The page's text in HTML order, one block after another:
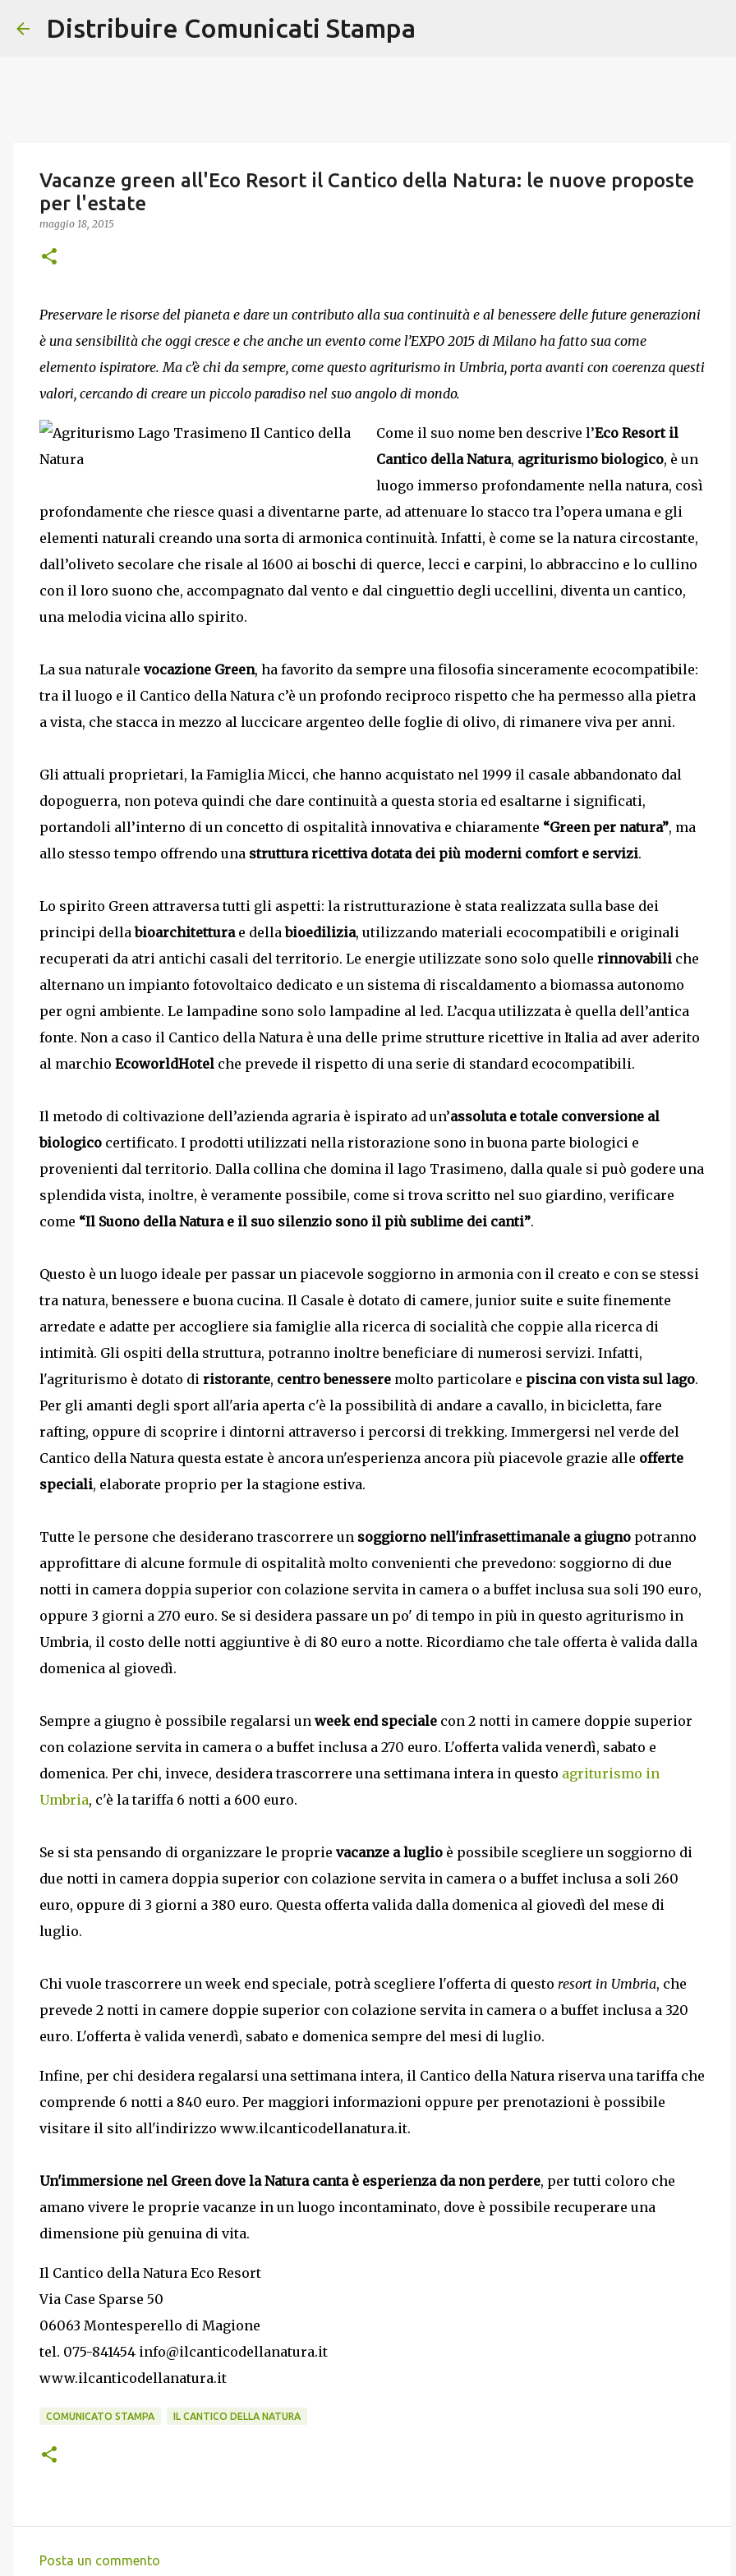
Distribuire Comunicati Stampa
Vacanze green all'Eco Resort il Cantico della Natura: le nuove proposte
per l'estate
maggio 18, 2015
Preservare le risorse del pianeta e dare un contributo alla sua continuità e al benessere delle future generazioni
è una sensibilità che oggi cresce e che anche un evento come l’EXPO 2015 di Milano ha fatto sua come
elemento ispiratore. Ma c’è chi da sempre, come questo agriturismo in Umbria, porta avanti con coerenza questi
valori, cercando di creare un piccolo paradiso nel suo angolo di mondo.
Come il suo nome ben descrive l’Eco Resort il
Cantico della Natura, agriturismo biologico, è un
luogo immerso profondamente nella natura, così
profondamente che riesce quasi a diventarne parte, ad attenuare lo stacco tra l’opera umana e gli
elementi naturali creando una sorta di armonica continuità. Infatti, è come se la natura circostante,
dall’oliveto secolare che risale al 1600 ai boschi di querce, lecci e carpini, lo abbraccino e lo cullino
con il loro suono che, accompagnato dal vento e dal cinguettio degli uccellini, diventa un cantico,
una melodia vicina allo spirito.
La sua naturale vocazione Green, ha favorito da sempre una filosofia sinceramente ecocompatibile:
tra il luogo e il Cantico della Natura c’è un profondo reciproco rispetto che ha permesso alla pietra
a vista, che stacca in mezzo al luccicare argenteo delle foglie di olivo, di rimanere viva per anni.
Gli attuali proprietari, la Famiglia Micci, che hanno acquistato nel 1999 il casale abbandonato dal
dopoguerra, non poteva quindi che dare continuità a questa storia ed esaltarne i significati,
portandoli all’interno di un concetto di ospitalità innovativa e chiaramente “Green per natura”, ma
allo stesso tempo offrendo una struttura ricettiva dotata dei più moderni comfort e servizi.
Lo spirito Green attraversa tutti gli aspetti: la ristrutturazione è stata realizzata sulla base dei
principi dellabioarchitetturae dellabioedilizia, utilizzando materiali ecocompatibili e originali
recuperati da atri antichi casali del territorio. Le energie utilizzate sono solo quelle rinnovabili che
alternano un impianto fotovoltaico dedicato e un sistema di riscaldamento a biomassa autonomo
per ogni ambiente. Le lampadine sono solo lampadine al led. L’acqua utilizzata è quella dell’antica
fonte. Non a caso il Cantico della Natura è una delle prime strutture ricettive in Italia ad aver aderito
al marchio EcoworldHotel che prevede il rispetto di una serie di standard ecocompatibili.
Il metodo di coltivazione dell’azienda agraria è ispirato ad un’assoluta e totale conversione al
biologico certificato. I prodotti utilizzati nella ristorazione sono in buona parte biologici e
provenienti dal territorio. Dalla collina che domina il lago Trasimeno, dalla quale si può godere una
splendida vista, inoltre, è veramente possibile, come si trova scritto nel suo giardino, verificare
come “Il Suono della Natura e il suo silenzio sono il più sublime dei canti”.
Questo è un luogo ideale per passar un piacevole soggiorno in armonia con il creato e con se stessi
tra natura, benessere e buona cucina. Il Casale è dotato di camere, junior suite e suite finemente
arredate e adatte per accogliere sia famiglie alla ricerca di socialità che coppie alla ricerca di
intimità. Gli ospiti della struttura, potranno inoltre beneficiare di numerosi servizi. Infatti,
l'agriturismo è dotato di ristorante, centro benessere molto particolare e piscina con vista sul lago.
Per gli amanti degli sport all'aria aperta c'è la possibilità di andare a cavallo, in bicicletta, fare
rafting, oppure di scoprire i dintorni attraverso i percorsi di trekking. Immergersi nel verde del
Cantico della Natura questa estate è ancora un'esperienza ancora più piacevole grazie alle offerte
speciali, elaborate proprio per la stagione estiva.
Tutte le persone che desiderano trascorrere un soggiorno nell'infrasettimanale a giugno potranno
approfittare di alcune formule di ospitalità molto convenienti che prevedono: soggiorno di due
notti in camera doppia superior con colazione servita in camera o a buffet inclusa sua soli 190 euro,
oppure 3 giorni a 270 euro. Se si desidera passare un po' di tempo in più in questo agriturismo in
Umbria, il costo delle notti aggiuntive è di 80 euro a notte. Ricordiamo che tale offerta è valida dalla
domenica al giovedì.
Sempre a giugno è possibile regalarsi un week end speciale con 2 notti in camere doppie superior
con colazione servita in camera o a buffet inclusa a 270 euro. L'offerta valida venerdì, sabato e
domenica. Per chi, invece, desidera trascorrere una settimana intera in questo agriturismo in
Umbria, c'è la tariffa 6 notti a 600 euro.
Se si sta pensando di organizzare le proprie vacanze a luglio è possibile scegliere un soggiorno di
due notti in camera doppia superior con colazione servita in camera o a buffet inclusa a soli 260
euro, oppure di 3 giorni a 380 euro. Questa offerta valida dalla domenica al giovedì del mese di
luglio.
Chi vuole trascorrere un week end speciale, potrà scegliere l'offerta di questo resort in Umbria, che
prevede 2 notti in camere doppie superior con colazione servita in camera o a buffet inclusa a 320
euro. L'offerta è valida venerdì, sabato e domenica sempre del mesi di luglio.
Infine, per chi desidera regalarsi una settimana intera, il Cantico della Natura riserva una tariffa che
comprende 6 notti a 840 euro. Per maggiori informazioni oppure per prenotazioni è possibile
visitare il sito all'indirizzo www.ilcanticodellanatura.it.
Un'immersione nel Green dove la Natura canta è esperienza da non perdere, per tutti coloro che
amano vivere le proprie vacanze in un luogo incontaminato, dove è possibile recuperare una
dimensione più genuina di vita.
Il Cantico della Natura Eco Resort
Via Case Sparse 50
06063 Montesperello di Magione
tel. 075-841454 info@ilcanticodellanatura.it
www.ilcanticodellanatura.it
COMUNICATO STAMPA IL CANTICO DELLA NATURA
Posta un commento